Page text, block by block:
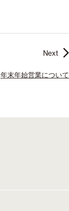
Next
年末年始営業について